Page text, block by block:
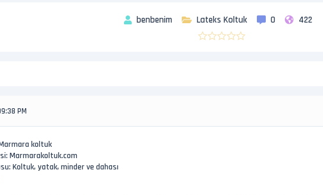
benbenim Lateks Koltuk 0 422
PM
koltuk
Marmarakoltuk.com
Koltuk, yatak, minder ve dahası